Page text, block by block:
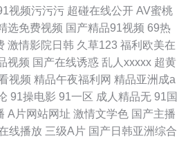
视频污污污 超碰在线公开 AV蜜桃
选免费视频 国产精品91视频 69热
激情影院日韩 久草123 福利欧美在
视频 国产在线诱惑 乱人xxxxx 超黄
视频 精品午夜福利网 精品亚洲成a
91操电影 91一区 成人精品无 91国
A片网站网址 激情文学色 国产主播
线播放 三级A片 国产日韩亚洲综合